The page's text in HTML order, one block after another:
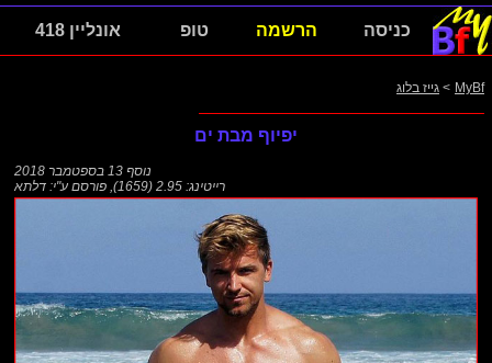
כניסה הרשמה טופ אונליין 418
MyBf
> גייז בלוג
יפיוף מבת ים
נוסף 13 בספטמבר 2018
רייטינג: 2.95 (1659)
, פורסם ע"י: דלתא